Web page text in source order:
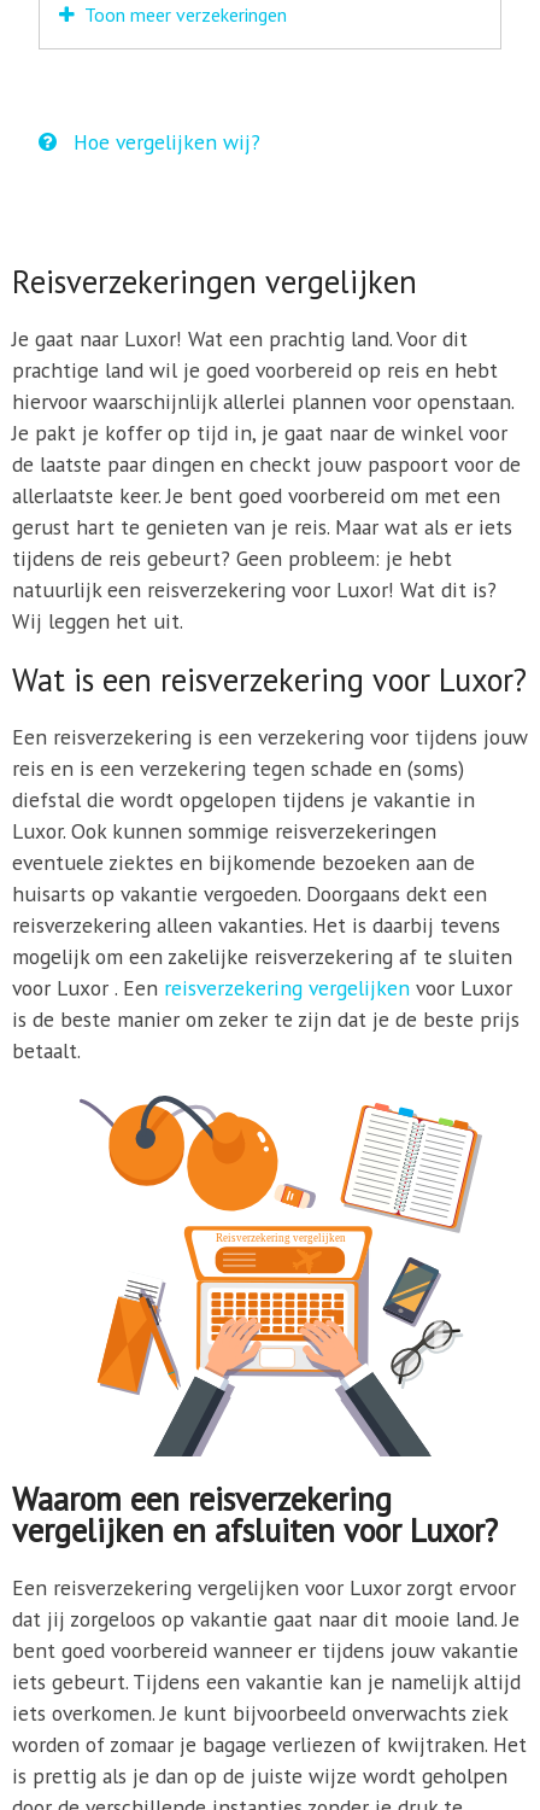
Toon meer verzekeringen
Hoe vergelijken wij?
Reisverzekeringen vergelijken
Je gaat naar Luxor! Wat een prachtig land. Voor dit
prachtige land wil je goed voorbereid op reis en hebt
hiervoor waarschijnlijk allerlei plannen voor openstaan.
Je pakt je koffer op tijd in, je gaat naar de winkel voor
de laatste paar dingen en checkt jouw paspoort voor de
allerlaatste keer. Je bent goed voorbereid om met een
gerust hart te genieten van je reis. Maar wat als er iets
tijdens de reis gebeurt? Geen probleem: je hebt
natuurlijk een reisverzekering voor Luxor! Wat dit is?
Wij leggen het uit.
Wat is een reisverzekering voor Luxor?
Een reisverzekering is een verzekering voor tijdens jouw
reis en is een verzekering tegen schade en (soms)
diefstal die wordt opgelopen tijdens je vakantie in
Luxor. Ook kunnen sommige reisverzekeringen
eventuele ziektes en bijkomende bezoeken aan de
huisarts op vakantie vergoeden. Doorgaans dekt een
reisverzekering alleen vakanties. Het is daarbij tevens
mogelijk om een zakelijke reisverzekering af te sluiten
voor Luxor . Een reisverzekering vergelijkenvoor Luxor
is de beste manier om zeker te zijn dat je de beste prijs
betaalt.
Waarom een reisverzekering
vergelijken en afsluiten voor Luxor?
Een reisverzekering vergelijken voor Luxor zorgt ervoor
dat jij zorgeloos op vakantie gaat naar dit mooie land. Je
bent goed voorbereid wanneer er tijdens jouw vakantie
iets gebeurt. Tijdens een vakantie kan je namelijk altijd
iets overkomen. Je kunt bijvoorbeeld onverwachts ziek
worden of zomaar je bagage verliezen of kwijtraken. Het
is prettig als je dan op de juiste wijze wordt geholpen